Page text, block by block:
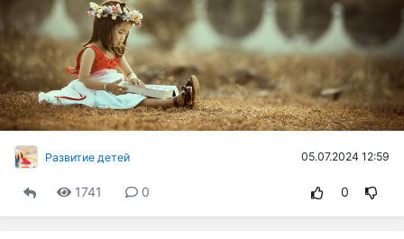
Развитие детей 05.07.2024 12:59
1741 0 0